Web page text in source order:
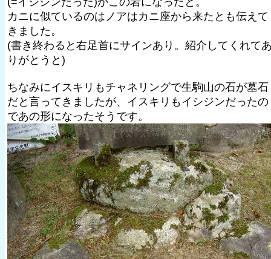
カニに似ているのはノアはカニ座から来たとも伝えて
きました。
(書き終わると右足首にサインあり。紹介してくれて
りがとうと)
ちなみにイスキリもチャネリングで生駒山の石が墓石
だと言ってきましたが、イスキリもイシジンだったの
であの形になったそうです。